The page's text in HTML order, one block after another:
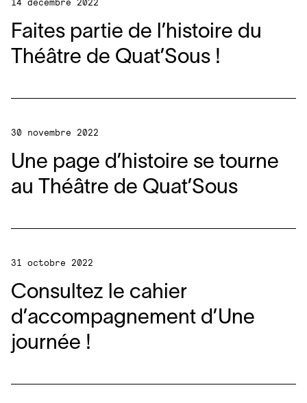
Faites partie de l’histoire du
Théâtre de Quat’Sous !
30 novembre 2022
Une page d’histoire se tourne
au Théâtre de Quat’Sous
31 octobre 2022
Consultez le cahier
d’accompagnement d’Une
journée !